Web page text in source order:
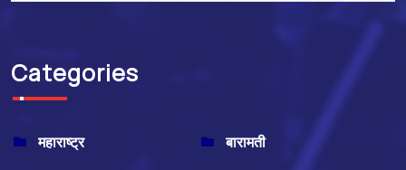
Categories
महाराष्ट्र
बारामती